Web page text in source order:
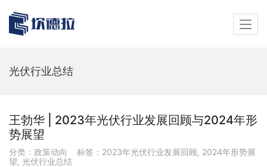
光伏行业总结
王勃华 | 2023年光伏行业发展回顾与2024年形
势展望
分类： 政策动向 标签： 2023年光伏行业发展回顾, 2024年形势展
望, 光伏行业总结